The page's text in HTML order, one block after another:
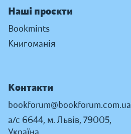
Наші проєкти
Bookmints
Книгоманія
Контакти
bookforum@bookforum.com.ua
а/с 6644, м. Львів, 79005,